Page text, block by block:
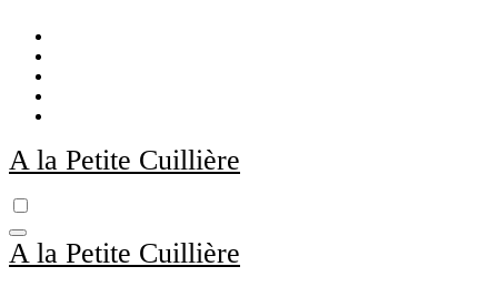
content
A la Petite Cuillière
A la Petite Cuillière